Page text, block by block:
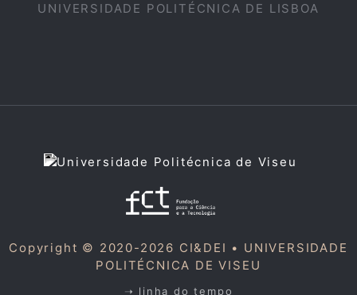
UNIVERSIDADE POLITÉCNICA DE LISBOA
Copyright © 2020-2026 CI&DEI • UNIVERSIDADE
POLITÉCNICA DE VISEU
➝ linha do tempo